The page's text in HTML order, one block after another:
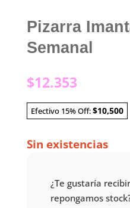
Pizarra
Semanal
$12.353
Efectivo 15% Off:$10,500
Sin existencias
¿Te gustaría
repongamos